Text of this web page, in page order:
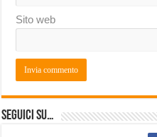
Sito web
Seguici su…